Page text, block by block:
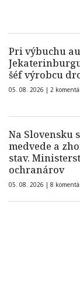
Pri výbuchu
šéf výrobcu
05. 08. 2026 | 2
Na Slovensku
medvede a
stav.
ochranárov
05. 08. 2026 | 8